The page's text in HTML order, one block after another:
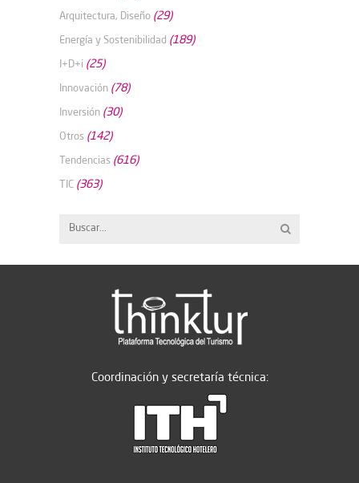
Arquitectura, Diseño (29)
Energía y Sostenibilidad (189)
I+D+i (25)
Innovación (78)
Inversión (30)
Otros (142)
Tendencias (616)
TIC (363)
Coordinación y secretaría técnica: